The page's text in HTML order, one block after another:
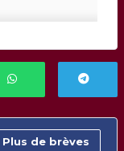
Plus de brèves